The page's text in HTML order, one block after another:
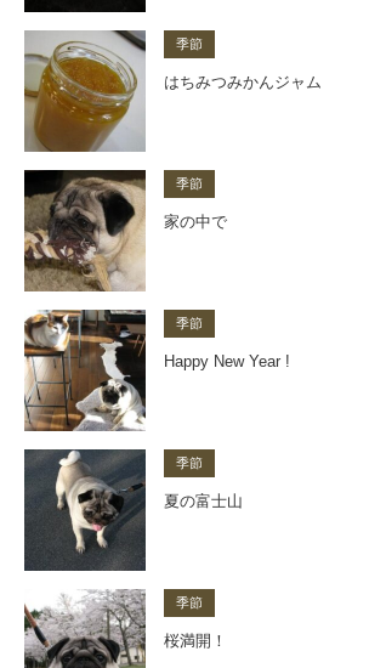
季節
はちみつみかんジャム
季節
家の中で
季節
Happy New Year !
季節
夏の富士山
季節
桜満開！